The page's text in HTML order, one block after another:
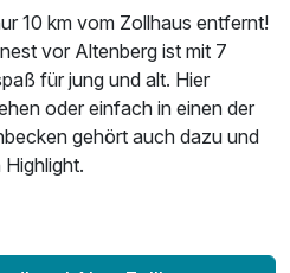
10 km vom Zollhaus entfernt!
vor Altenberg ist mit 7
für jung und alt. Hier
oder einfach in einen der
gehört auch dazu und